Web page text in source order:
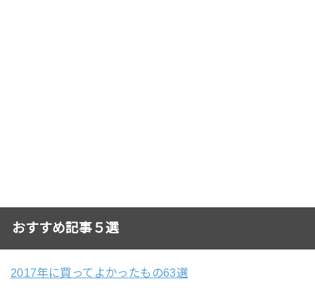
おすすめ記事５選
2017年に買ってよかったもの63選